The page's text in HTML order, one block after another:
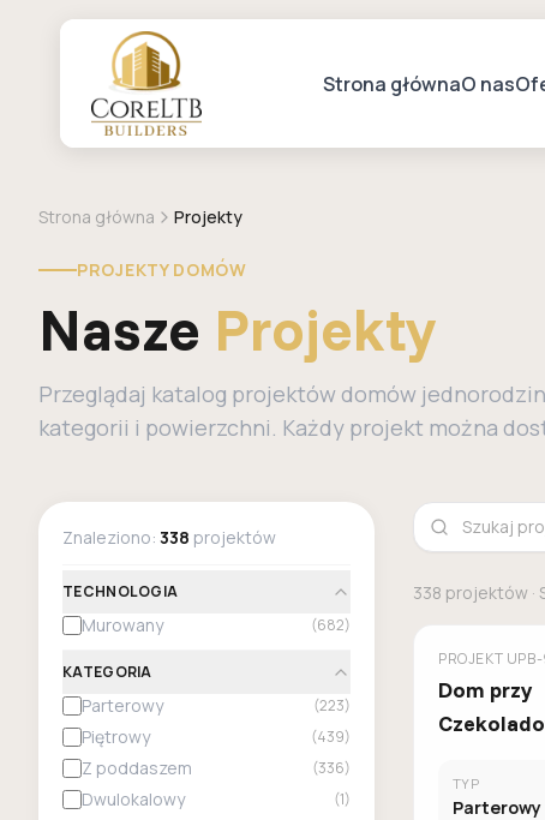
Strona głównaO nas
Strona główna Projekty
PROJEKTY DOMÓW
Nasze Projekty
Przeglądaj katalog projektów domów
kategorii i powierzchni. Każdy projekt można
Znaleziono: 338 projektów
TECHNOLOGIA
Murowany (682)
KATEGORIA
Parterowy (223)
Piętrowy (439)
Z poddaszem (336)
Dwulokalowy (1)
338 projektów
GALERIA
PROJEKT
Dom przy
TYP
Parterowy